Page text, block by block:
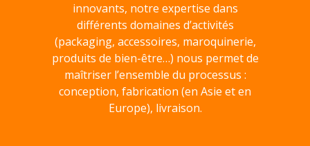
innovants, notre expertise dans
différents domaines d’activités
(packaging, accessoires, maroquinerie,
produits de bien-être…) nous permet de
maîtriser l’ensemble du processus :
conception, fabrication (en Asie et en
Europe), livraison.